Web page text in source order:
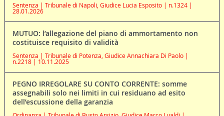
Sentenza | Tribunale di Napoli, Giudice Lucia Esposito | n.1324 |
28.01.2026
MUTUO: l’allegazione del piano di ammortamento non
costituisce requisito di validità
Sentenza | Tribunale di Potenza, Giudice Annachiara Di Paolo |
n.2218 | 10.11.2025
PEGNO IRREGOLARE SU CONTO CORRENTE: somme
assegnabili solo nei limiti in cui residuano ad esito
dell’escussione della garanzia